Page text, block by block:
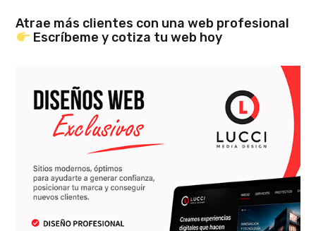
Atrae más clientes con una web profesional
Escríbeme y cotiza tu web hoy